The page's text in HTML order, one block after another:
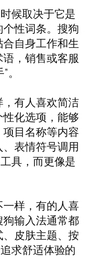
候取决于它是
性词条。搜狗
自身工作和生
，销售或客服
有人喜欢简洁
化选项，能够
目名称等内容
表情符号调用
具，而更像是
样，有的人喜
输入法通常都
皮肤主题、按
求舒适体验的